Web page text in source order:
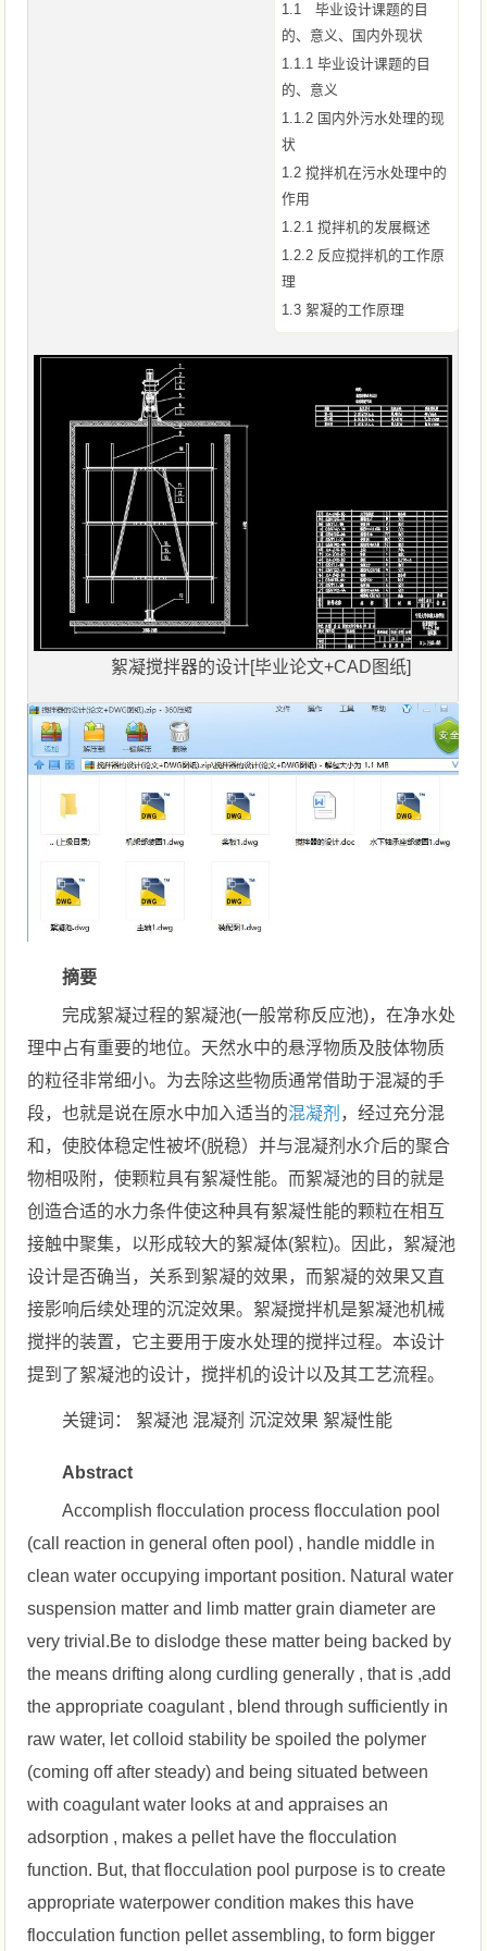
1.1 毕业设计课题的目
的、意义、国内外现状
1.1.1 毕业设计课题的目
的、意义
1.1.2 国内外污水处理的现
状
1.2 搅拌机在污水处理中的
作用
1.2.1 搅拌机的发展概述
1.2.2 反应搅拌机的工作原
理
1.3 絮凝的工作原理
絮凝搅拌器的设计[毕业论文+CAD图纸]
摘要
完成絮凝过程的絮凝池(一般常称反应池)，在净水处
理中占有重要的地位。天然水中的悬浮物质及肢体物质
的粒径非常细小。为去除这些物质通常借助于混凝的手
段，也就是说在原水中加入适当的混凝剂 ，经过充分混
和，使胶体稳定性被坏(脱稳）并与混凝剂水介后的聚合
物相吸附，使颗粒具有絮凝性能。而絮凝池的目的就是
创造合适的水力条件使这种具有絮凝性能的颗粒在相互
接触中聚集，以形成较大的絮凝体(絮粒)。因此，絮凝池
设计是否确当，关系到絮凝的效果，而絮凝的效果又直
接影响后续处理的沉淀效果。絮凝搅拌机是絮凝池机械
搅拌的装置，它主要用于废水处理的搅拌过程。本设计
提到了絮凝池的设计，搅拌机的设计以及其工艺流程。
关键词： 絮凝池 混凝剂 沉淀效果 絮凝性能
Abstract
Accomplish flocculation process flocculation pool
(call reaction in general often pool) , handle middle in
clean water occupying important position. Natural water
suspension matter and limb matter grain diameter are
very trivial.Be to dislodge these matter being backed by
the means drifting along curdling generally , that is ,add
the appropriate coagulant , blend through sufficiently in
raw water, let colloid stability be spoiled the polymer
(coming off after steady) and being situated between
with coagulant water looks at and appraises an
adsorption , makes a pellet have the flocculation
function. But, that flocculation pool purpose is to create
appropriate waterpower condition makes this have
flocculation function pellet assembling, to form bigger